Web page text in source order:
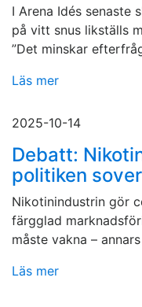
I Arena Idés
på vitt snus likställs
”Det minskar
Läs mer
2025-10-14
Debatt:
politiken sover
Nikotinindustrin gör
färgglad
måste vakna –
Läs mer